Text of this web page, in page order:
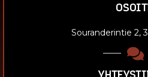
Souranderintie 2,